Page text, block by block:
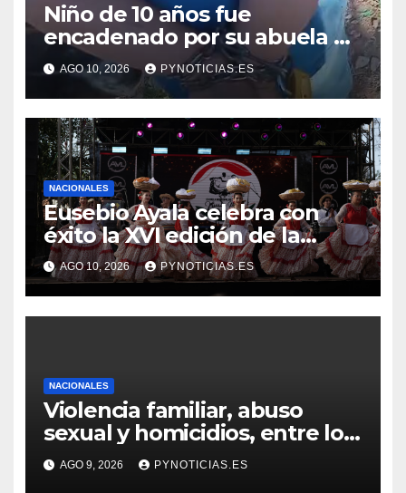
Niño de 10 años fue
encadenado por su abuela en
Zeballos Cue, según
denuncia
AGO 10, 2026 PYNOTICIAS.ES
NACIONALES
Eusebio Ayala celebra con
éxito la XVI edición de la
Fiesta Nacional del Chipá en
homenaje a Luis Alberto del
Paraná
AGO 10, 2026 PYNOTICIAS.ES
NACIONALES
Violencia familiar, abuso
sexual y homicidios, entre los
delitos que más afectan a
comunidades indígenas
AGO 9, 2026 PYNOTICIAS.ES